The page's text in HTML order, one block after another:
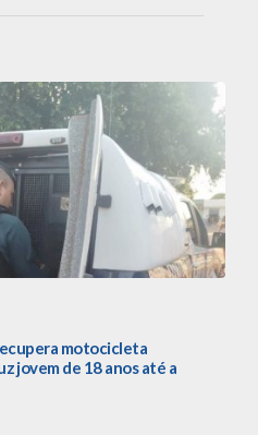
motocicleta
jovem de 18 anos até a